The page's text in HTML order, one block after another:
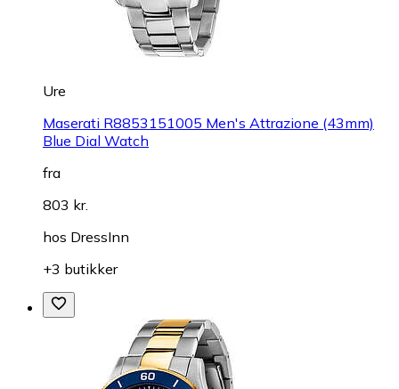
Ure
Maserati R8853151005 Men's Attrazione (43mm)
Blue Dial Watch
fra
803 kr.
hos DressInn
+3 butikker